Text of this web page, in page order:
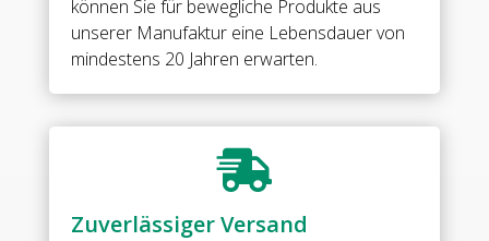
Anschraubplatte
mit
beidseitig
können Sie für bewegliche Produkte aus
unserer Manufaktur eine Lebensdauer von
mindestens 20 Jahren erwarten.

Zuverlässiger Versand